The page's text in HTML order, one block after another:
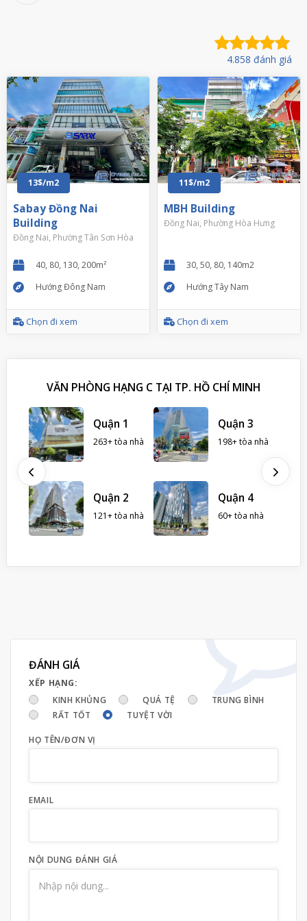
4.858 đánh giá
13$/m2
Sabay Đồng Nai
Building
Đồng Nai, Phường Tân Sơn Hòa
40, 80, 130, 200m²
Hướng Đông Nam
Chọn đi xem
11$/m2
MBH Building
Đồng Nai, Phường Hòa Hưng
30, 50, 80, 140m2
Hướng Tây Nam
Chọn đi xem
VĂN PHÒNG HẠNG C TẠI TP. HỒ CHÍ MINH
Quận 1
263+ tòa nhà
Quận 2
121+ tòa nhà
Quận 3
198+ tòa nhà
Quận 4
60+ tòa nhà
ĐÁNH GIÁ
XẾP HẠNG:
KINH KHỦNG
QUÁ TỆ
TRUNG BÌNH
RẤT TỐT
TUYỆT VỜI
HỌ TÊN/ĐƠN VỊ
EMAIL
NỘI DUNG ĐÁNH GIÁ